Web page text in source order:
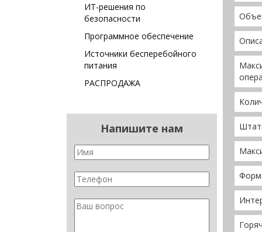
ИТ-решения по
безопасности
Программное обеспечение
Источники бесперебойного
питания
РАСПРОДАЖА
Напишите нам